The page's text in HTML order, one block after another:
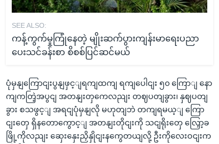
SEE ALSO:
ကန့်ကွက်မှုကြုံနေတဲ့ မျိုးဆက်ပွားကျန်းမာရေးပညာ
ပေးသင်ခန်းစာ စိစစ်ပြင်ဆင်မယ်
ပုံမှနျကြောငျးပွနျဖှင့ျရကျထကျ ရကျပေါငျး ၅၀ ကြောျ နော
ကျကတြဲ့အပွငျ အတနျးတှကေလညျး တဈပတျခွား၊ နှဈပတျ
ခွား စသဖွင့ျ အရငျပုံမှနျလို မဟုတျဘဲ တကျရမယ့ျ ကြော
ငျးတှေ ရှိနတောကွောင့ျ အတနျးတိုငျးကို သငျရိုးတှေ လြှော့ခ
ဖြို့ကိုလညျး ဆှေးနှေးညှိနှိုငျးနကွေတယျလို့ ဦးကိုလေးဝငျးက